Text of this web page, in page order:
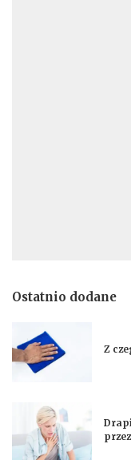
Ostatnio dodane
Z